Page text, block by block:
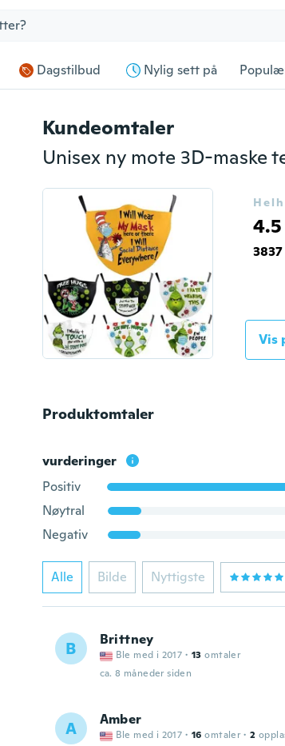
Dagstilbud Nylig sett på
Kundeomtaler
4.5
Vis
Produktomtaler
vurderinger
Positiv
Nøytral
Negativ
Alle Bilde Nyttigste
B Brittney
Ble med i 2017 · 13 omtaler
ca. 8 måneder siden
A Amber
Ble med i 2017 · 16 omtaler · 2